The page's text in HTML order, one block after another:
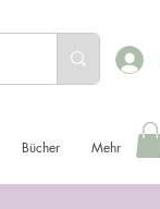
Bücher Mehr